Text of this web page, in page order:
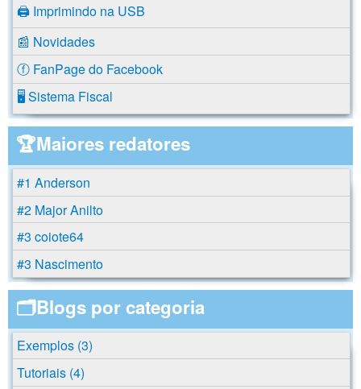
🖨️ Imprimindo na USB
📰 Novidades
ⓕ FanPage do Facebook
🖥️ Sistema Fiscal
🏆Maiores redatores
#1 Anderson
#2 Major Anilto
#3 coiote64
#3 Nascimento
🗂️Blogs por categoria
Exemplos (3)
Tutoriais (4)